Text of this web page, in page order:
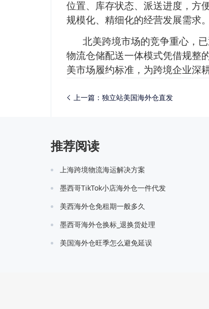
位置、库存状态、派送进度，方
规模化、精细化的经营发展需求。
北美跨境市场的竞争重心，
物流仓储配送一体模式凭借规整
美市场履约标准，为跨境企业深
上一篇： 独立站美国海外仓直发
推荐阅读
上海跨境物流海运解决方案
墨西哥TikTok小店海外仓一件代发
美西海外仓免租期一般多久
墨西哥海外仓换标_退换货处理
美国海外仓旺季怎么避免延误